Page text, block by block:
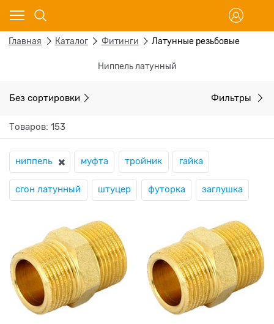
Главная Каталог Фитинги Латунные резьбовые
Ниппель латунный
Без сортировки Фильтры
Товаров: 153
ниппель муфта тройник гайка
сгон латунный штуцер футорка заглушка